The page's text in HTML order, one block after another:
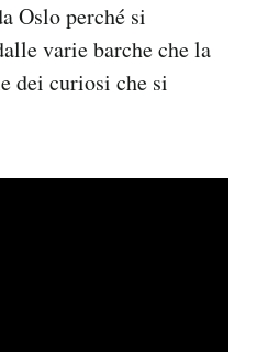
Oslo perché si
varie barche che la
dei curiosi che si